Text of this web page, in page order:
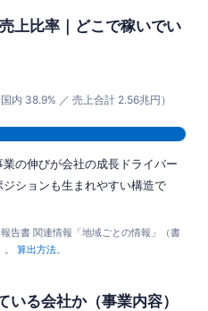
上比率｜どこで稼いでい
国内 38.9% ／ 売上合計 2.56兆円）
の伸びが会社の成長ドライバー
ションも生まれやすい構造で
告書 関連情報「地域ごとの情報」（書
算出方法
る会社か（事業内容）